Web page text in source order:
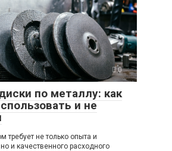
0
по металлу: как
и не
требует не только опыта и
и качественного расходного